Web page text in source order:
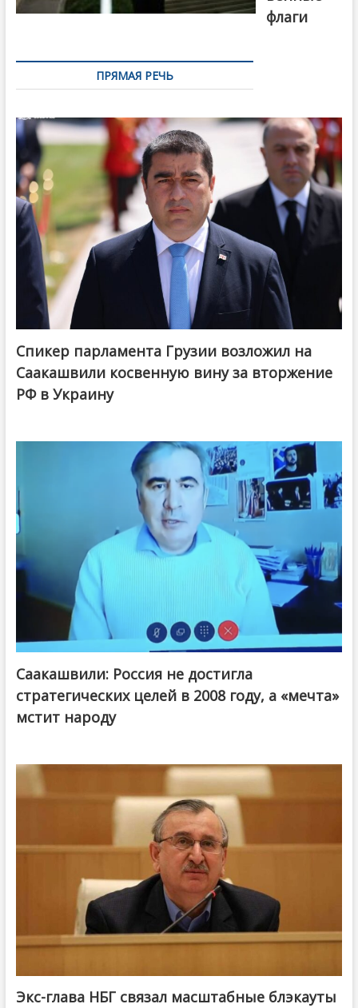
флаги
ПРЯМАЯ РЕЧЬ
Спикер парламента Грузии возложил на
Саакашвили косвенную вину за вторжение
РФ в Украину
Саакашвили: Россия не достигла
стратегических целей в 2008 году, а «мечта»
мстит народу
Экс-глава НБГ связал масштабные блэкауты